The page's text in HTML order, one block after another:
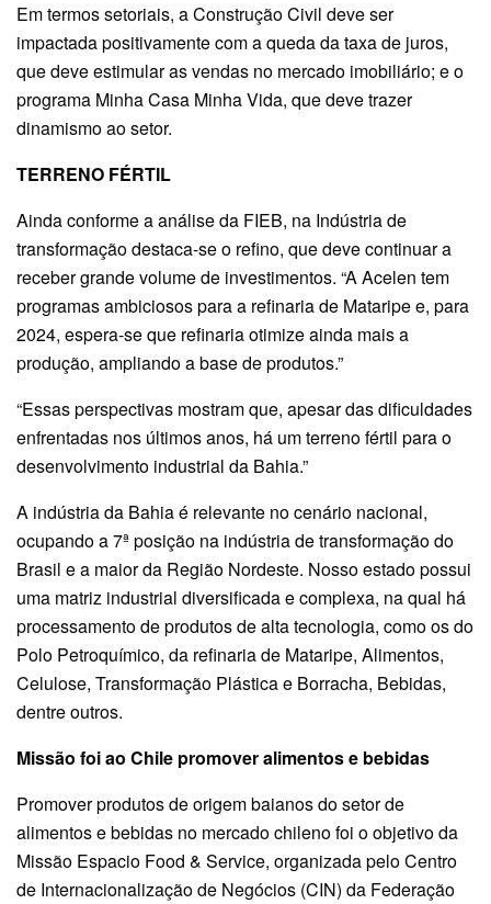
Em termos setoriais, a Construção Civil deve ser
impactada positivamente com a queda da taxa de juros,
que deve estimular as vendas no mercado imobiliário; e o
programa Minha Casa Minha Vida, que deve trazer
dinamismo ao setor.
TERRENO FÉRTIL
Ainda conforme a análise da FIEB, na Indústria de
transformação destaca-se o refino, que deve continuar a
receber grande volume de investimentos. “A Acelen tem
programas ambiciosos para a refinaria de Mataripe e, para
2024, espera-se que refinaria otimize ainda mais a
produção, ampliando a base de produtos.”
“Essas perspectivas mostram que, apesar das dificuldades
enfrentadas nos últimos anos, há um terreno fértil para o
desenvolvimento industrial da Bahia.”
A indústria da Bahia é relevante no cenário nacional,
ocupando a 7ª posição na indústria de transformação do
Brasil e a maior da Região Nordeste. Nosso estado possui
uma matriz industrial diversificada e complexa, na qual há
processamento de produtos de alta tecnologia, como os do
Polo Petroquímico, da refinaria de Mataripe, Alimentos,
Celulose, Transformação Plástica e Borracha, Bebidas,
dentre outros.
Missão foi ao Chile promover alimentos e bebidas
Promover produtos de origem baianos do setor de
alimentos e bebidas no mercado chileno foi o objetivo da
Missão Espacio Food & Service, organizada pelo Centro
de Internacionalização de Negócios (CIN) da Federação